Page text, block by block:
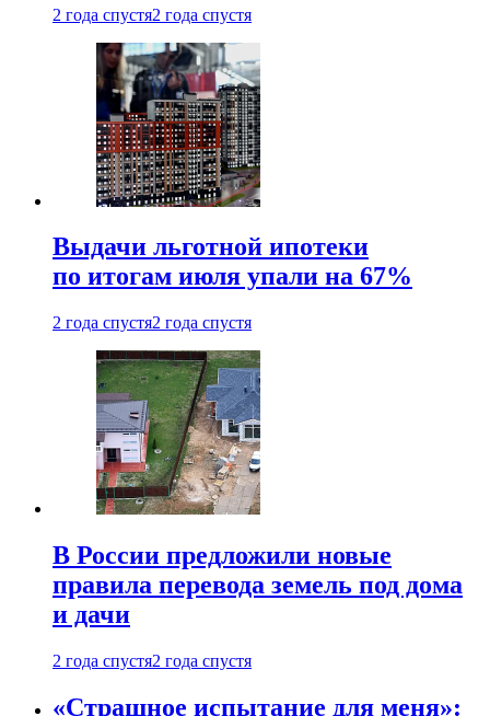
2 года спустя2 года спустя
Выдачи льготной ипотеки
по итогам июля упали на 67%
2 года спустя2 года спустя
В России предложили новые
правила перевода земель под дома
и дачи
2 года спустя2 года спустя
«Страшное испытание для меня»: